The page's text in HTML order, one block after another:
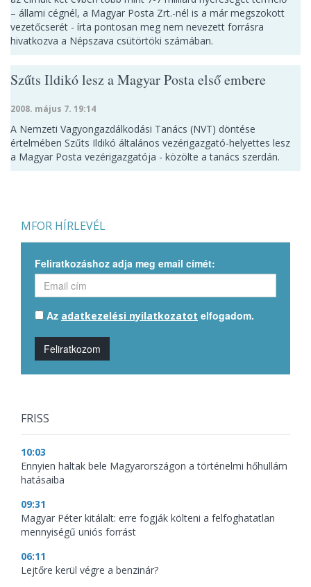
– állami cégnél, a Magyar Posta Zrt.-nél is a már megszokott
vezetőcserét - írta pontosan meg nem nevezett forrásra
hivatkozva a Népszava csütörtöki számában.
Szűts Ildikó lesz a Magyar Posta első embere
2008. május 7. 19:14
A Nemzeti Vagyongazdálkodási Tanács (NVT) döntése
értelmében Szűts Ildikó általános vezérigazgató-helyettes lesz
a Magyar Posta vezérigazgatója - közölte a tanács szerdán.
MFOR HÍRLEVÉL
Feliratkozáshoz adja meg email címét:
Az adatkezelési nyilatkozatot elfogadom.
Feliratkozom
FRISS
10:03
Ennyien haltak bele Magyarországon a történelmi hőhullám
hatásaiba
09:31
Magyar Péter kitálalt: erre fogják költeni a felfoghatatlan
mennyiségű uniós forrást
06:11
Lejtőre kerül végre a benzinár?